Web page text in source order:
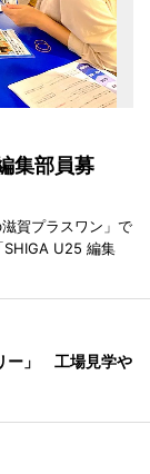
集部員募
賀プラスワン」で
SHIGA U25 編集
ー」 工場見学や